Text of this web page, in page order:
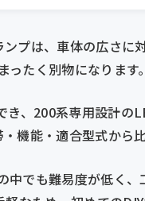
プは、車体の広さに
たく別物になりま
、200系専用設計の
機能・適合型式から
中でも難易度が低く